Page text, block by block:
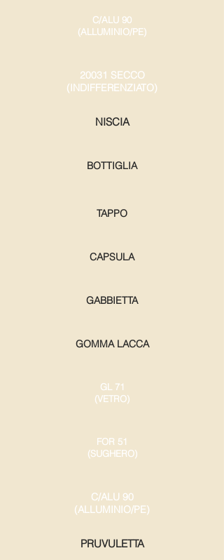
C/ALU 90
(ALLUMINIO/PE)
20031 SECCO
(INDIFFERENZIATO)
NISCIA
BOTTIGLIA
TAPPO
CAPSULA
GABBIETTA
GOMMA LACCA
GL 71
(VETRO)
FOR 51
(SUGHERO)
C/ALU 90
(ALLUMINIO/PE)
PRUVULETTA